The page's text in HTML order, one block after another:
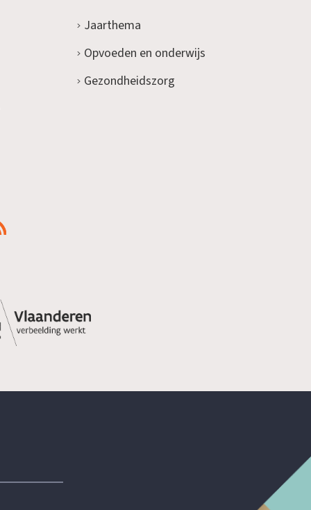
Jaarthema
Opvoeden en onderwijs
Gezondheidszorg